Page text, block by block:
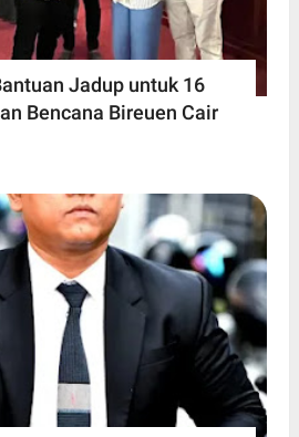
Jadup untuk 16
Bencana Bireuen Cair